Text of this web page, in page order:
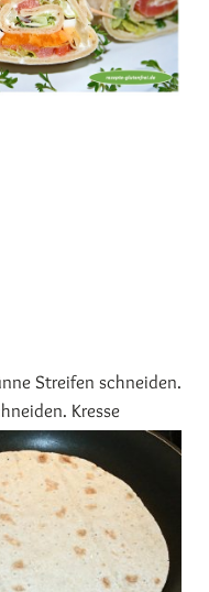
Streifen schneiden.
Kresse